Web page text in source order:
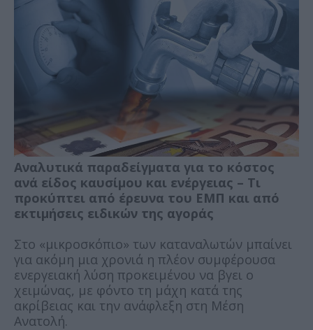
Αναλυτικά παραδείγματα για το κόστος
ανά είδος καυσίμου και ενέργειας – Τι
προκύπτει από έρευνα του ΕΜΠ και από
εκτιμήσεις ειδικών της αγοράς
Στο «μικροσκόπιο» των καταναλωτών μπαίνει
για ακόμη μια χρονιά η πλέον συμφέρουσα
ενεργειακή λύση προκειμένου να βγει ο
χειμώνας, με φόντο τη μάχη κατά της
ακρίβειας και την ανάφλεξη στη Μέση
Ανατολή.